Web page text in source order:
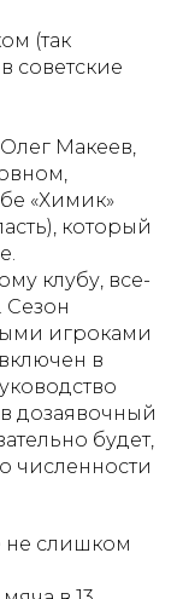
(так
советские
Макеев,
«Химик»
который
клубу, все-
Сезон
игроками
в
дозаявочный
будет,
численности
не слишком